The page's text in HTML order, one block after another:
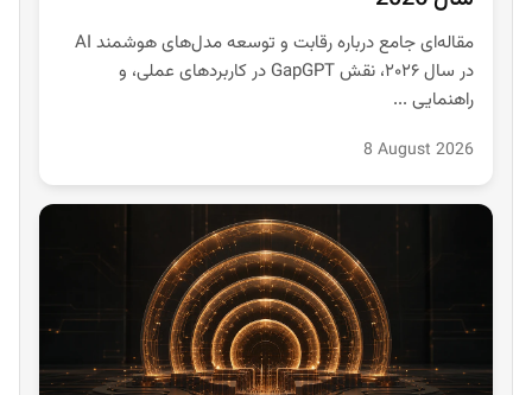
مقاله‌ای جامع درباره رقابت و توسعه مدل‌های هوشمند AI
در سال ۲۰۲۶، نقش GapGPT در کاربردهای عملی، و
راهنمایی ...
8 August 2026